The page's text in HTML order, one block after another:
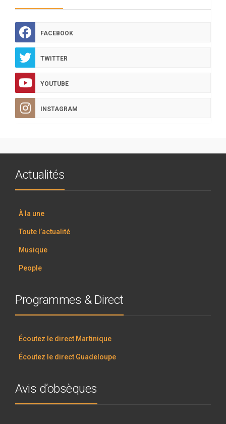
FACEBOOK
TWITTER
YOUTUBE
INSTAGRAM
Actualités
À la une
Toute l’actualité
Musique
People
Programmes & Direct
Écoutez le direct Martinique
Écoutez le direct Guadeloupe
Avis d’obsèques